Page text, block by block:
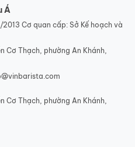
Á
Cơ quan cấp: Sở Kế hoạch và
Cơ Thạch, phường An Khánh,
Cơ Thạch, phường An Khánh,